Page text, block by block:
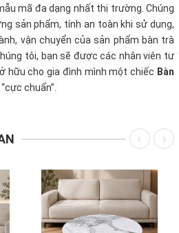
mã đa dạng nhất thị trường. Chúng
sản phẩm, tính an toàn khi sử dụng,
vận chuyển của sản phẩm bàn trà
tôi, bạn sẽ được các nhân viên tư
hữu cho gia đình mình một chiếc Bàn
“cực chuẩn”.